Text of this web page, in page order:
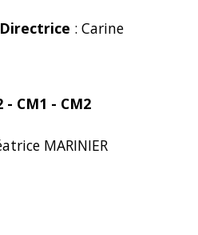
: Carine
- CM1 - CM2
MARINIER